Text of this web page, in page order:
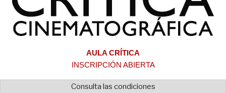
AULA CRÍTICA
INSCRIPCIÓN ABIERTA
Consulta las condiciones